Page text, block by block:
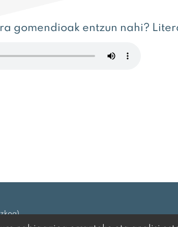
gomendioak entzun nahi?